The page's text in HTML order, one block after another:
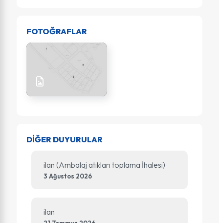
FOTOĞRAFLAR
DİĞER DUYURULAR
ilan (Ambalaj atıkları toplama İhalesi)
3 Ağustos 2026
ilan